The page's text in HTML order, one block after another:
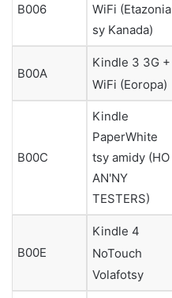
B006
WiFi (Etazonia
sy Kanada)
B00A
Kindle 3 3G +
WiFi (Eoropa)
B00C
Kindle
PaperWhite
tsy amidy (HO
AN'NY
TESTERS)
B00E
Kindle 4
NoTouch
Volafotsy